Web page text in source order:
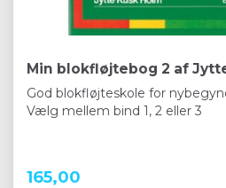
Min blokfløjtebog 2 af
God blokfløjteskole for
Vælg mellem bind 1, 2 eller 3
165,00